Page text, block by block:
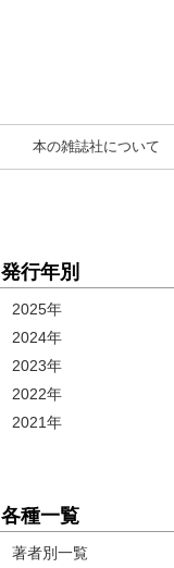
本の雑誌社について
発行年別
2025年
2024年
2023年
2022年
2021年
各種一覧
著者別一覧